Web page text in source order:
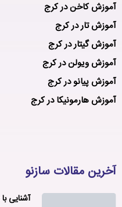
آموزش کاخن در کرج
آموزش تار در کرج
آموزش گیتار در کرج
آموزش ویولن در کرج
آموزش پیانو در کرج
آموزش هارمونیکا در کرج
آخرین مقالات سازنو
آشنایی